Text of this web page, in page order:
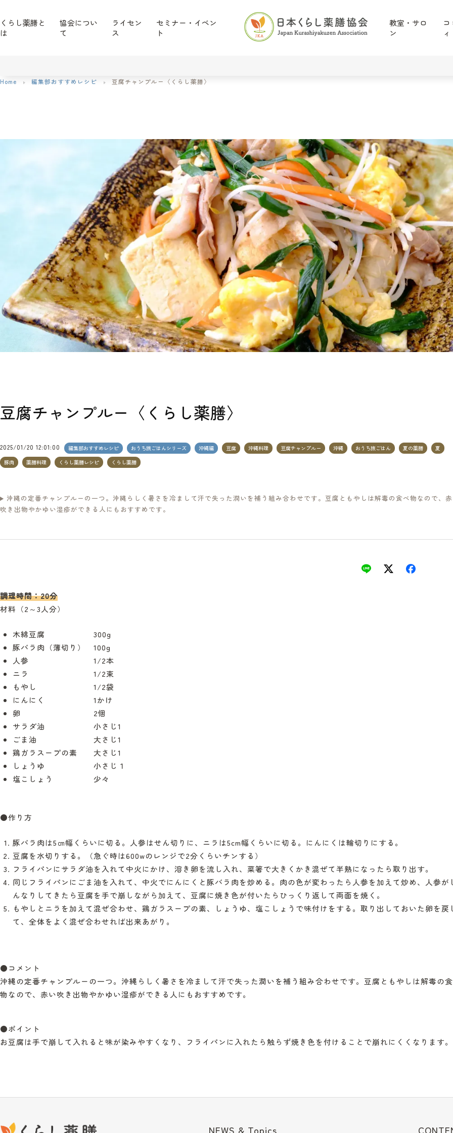
くらし薬膳と
は
協会につい
て
ライセン
ス
セミナー・イベン
ト
教室・サロ
ン
ィ
Home 編集部おすすめレシピ 豆腐チャンプルー〈くらし薬膳〉
豆腐チャンプルー〈くらし薬膳〉
2025/01/20 12:01:00 編集部おすすめレシピ おうち旅ごはんシリーズ 沖縄編 豆腐 沖縄料理 豆腐チャンプルー 沖縄 おうち旅ごはん 夏の薬膳
夏
豚肉
薬膳料理 くらし薬膳レシピ くらし薬膳
沖縄の定番チャンプルーの一つ。沖縄らしく暑さを冷まして汗で失った潤いを補う組み合わせです。豆腐ともやしは解毒の食べ物なので、
吹き出物やかゆい湿疹ができる人にもおすすめです。
調理時間：20分
材料（2～3人分）
木綿豆腐 300g
豚バラ肉（薄切り） 100g
人参 1/2本
ニラ 1/2束
もやし 1/2袋
にんにく 1かけ
卵 2個
サラダ油 小さじ1
ごま油 大さじ1
鶏ガラスープの素 大さじ1
しょうゆ 小さじ１
塩こしょう 少々
●作り方
豚バラ肉は5㎝幅くらいに切る。人参はせん切りに、ニラは5cm幅くらいに切る。にんにくは輪切りにする。
豆腐を水切りする。（急ぐ時は600wのレンジで2分くらいチンする）
フライパンにサラダ油を入れて中火にかけ、溶き卵を流し入れ、菜箸で大きくかき混ぜて半熟になったら取り出す。
同じフライパンにごま油を入れて、中火でにんにくと豚バラ肉を炒める。肉の色が変わったら人参を加えて炒め、人参が
んなりしてきたら豆腐を手で崩しながら加えて、豆腐に焼き色が付いたらひっくり返して両面を焼く。
もやしとニラを加えて混ぜ合わせ、鶏ガラスープの素、しょうゆ、塩こしょうで味付けをする。取り出しておいた卵を戻
て、全体をよく混ぜ合わせれば出来あがり。
●コメント
沖縄の定番チャンプルーの一つ。沖縄らしく暑さを冷まして汗で失った潤いを補う組み合わせです。豆腐ともやしは解毒の
物なので、赤い吹き出物やかゆい湿疹ができる人にもおすすめです。
●ポイント
お豆腐は手で崩して入れると味が染みやすくなり、フライパンに入れたら触らず焼き色を付けることで崩れにくくなります。
NEWS & Topics